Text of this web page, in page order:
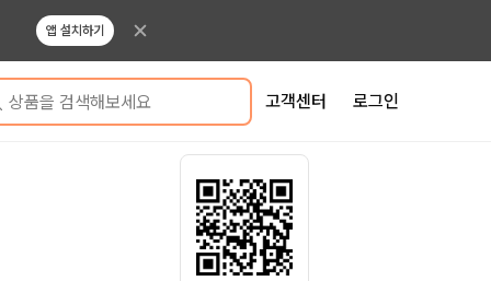
앱 설치하기
상품을 검색해보세요 고객센터 로그인